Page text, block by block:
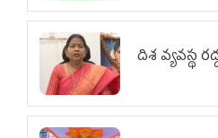
దిశ వ్యవస్థ